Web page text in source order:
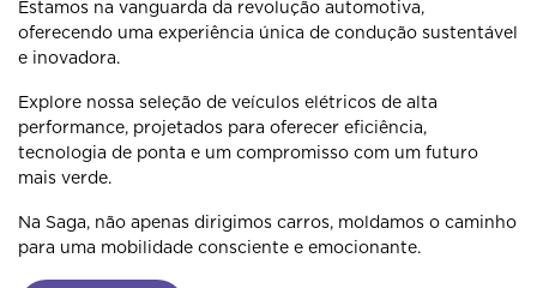
Estamos na vanguarda da revolução automotiva,
oferecendo uma experiência única de condução sustentável
e inovadora.
Explore nossa seleção de veículos elétricos de alta
performance, projetados para oferecer eficiência,
tecnologia de ponta e um compromisso com um futuro
mais verde.
Na Saga, não apenas dirigimos carros, moldamos o caminho
para uma mobilidade consciente e emocionante.